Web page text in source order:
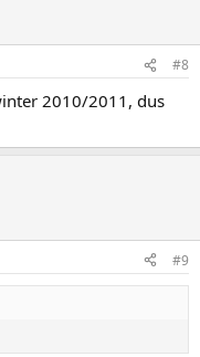
#8
2010/2011, dus
#9